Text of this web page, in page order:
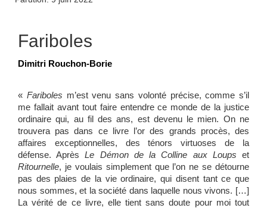
Fariboles
Dimitri Rouchon-Borie
« Fariboles m’est venu sans volonté précise, comme s’il
me fallait avant tout faire entendre ce monde de la justice
ordinaire qui, au fil des ans, est devenu le mien. On ne
trouvera pas dans ce livre l’or des grands procès, des
affaires exceptionnelles, des ténors virtuoses de la
défense. AprèsLe Démon de la Colline aux Loupset
Ritournelle, je voulais simplement que l’on ne se détourne
pas des plaies de la vie ordinaire, qui disent tant ce que
nous sommes, et la société dans laquelle nous vivons. […]
La vérité de ce livre, elle tient sans doute pour moi tout